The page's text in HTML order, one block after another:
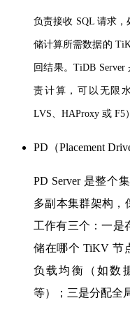
负责接收 SQL 请求
储计算所需数据的
回结果。TiDB Server
责计算，可以无限
LVS、HAProxy 或 F5
PD（Placement
PD Server 是整个
多副本集群架构，
工作有三个：一是
储在哪个 TiKV 节
负载均衡（如数
等）； 三是分配全